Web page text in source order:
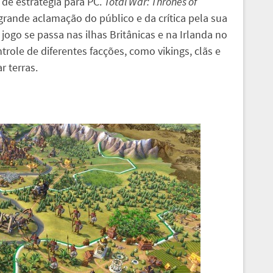
aclamação do público e da crítica pela sua
se passa nas ilhas Britânicas e na Irlanda no
de diferentes facções, como vikings, clãs e
terras.